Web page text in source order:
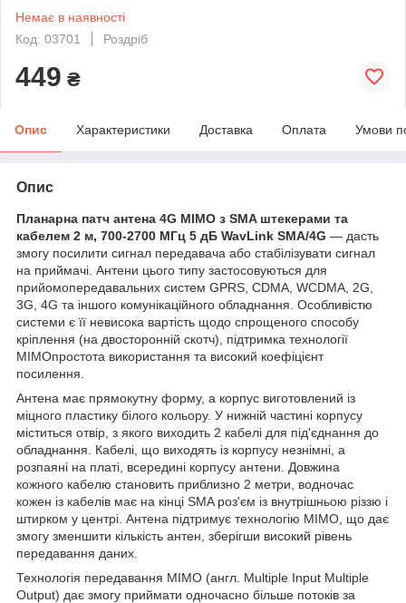
Немає в наявності
Код: 03701
Роздріб
449 ₴
Опис Характеристики Доставка Оплата Умови
Опис
Планарна патч антена 4G MIMO з SMA штекерами та
кабелем 2 м, 700-2700 МГц 5 дБ WavLink SMA/4G — дасть
змогу посилити сигнал передавача або стабілізувати сигнал
на приймачі. Антени цього типу застосовуються для
прийомопередавальних систем GPRS, CDMA, WCDMA, 2G,
3G, 4G та іншого комунікаційного обладнання. Особливістю
системи є її невисока вартість щодо спрощеного способу
кріплення (на двосторонній скотч), підтримка технології
MIMOпростота використання та високий коефіцієнт
посилення.
Антена має прямокутну форму, а корпус виготовлений із
міцного пластику білого кольору. У нижній частині корпусу
міститься отвір, з якого виходить 2 кабелі для під'єднання до
обладнання. Кабелі, що виходять із корпусу незнімні, а
розпаяні на платі, всередині корпусу антени. Довжина
кожного кабелю становить приблизно 2 метри, водночас
кожен із кабелів має на кінці SMA роз'єм із внутрішньою різзю і
штирком у центрі. Антена підтримує технологію MIMO , що дає
змогу зменшити кількість антен, зберігши високий рівень
передавання даних.
Технологія передавання MIMO (англ. Multiple Input Multiple
Output) дає змогу приймати одночасно більше потоків за